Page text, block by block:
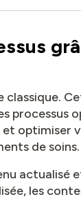
classique.
optimiser
de soins.
actualisé
les